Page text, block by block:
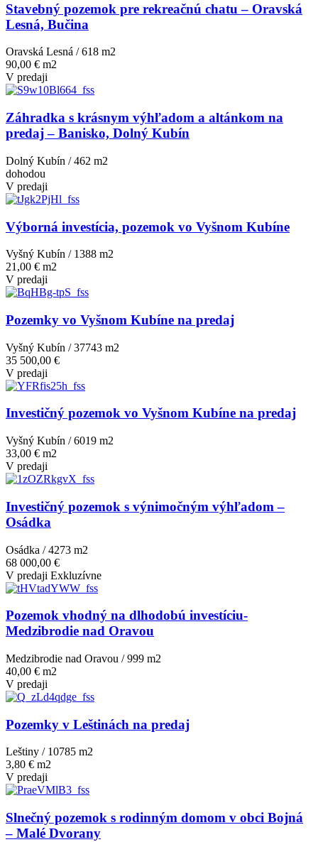
Stavebný pozemok pre rekreačnú chatu – Oravská
Lesná, Bučina
Oravská Lesná / 618 m2
90,00 € m2
V predaji
Záhradka s krásnym výhľadom a altánkom na
predaj – Banisko, Dolný Kubín
Dolný Kubín / 462 m2
dohodou
V predaji
Výborná investícia, pozemok vo Vyšnom Kubíne
Vyšný Kubín / 1388 m2
21,00 € m2
V predaji
Pozemky vo Vyšnom Kubíne na predaj
Vyšný Kubín / 37743 m2
35 500,00 €
V predaji
Investičný pozemok vo Vyšnom Kubíne na predaj
Vyšný Kubín / 6019 m2
33,00 € m2
V predaji
Investičný pozemok s výnimočným výhľadom –
Osádka
Osádka / 4273 m2
68 000,00 €
V predaji Exkluzívne
Pozemok vhodný na dlhodobú investíciu-
Medzibrodie nad Oravou
Medzibrodie nad Oravou / 999 m2
40,00 € m2
V predaji
Pozemky v Leštinách na predaj
Leštiny / 10785 m2
3,80 € m2
V predaji
Slnečný pozemok s rodinným domom v obci Bojná
– Malé Dvorany